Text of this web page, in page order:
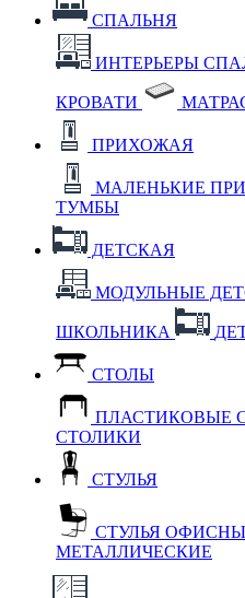
СПАЛЬНЯ
ИНТЕРЬЕРЫ
КРОВАТИ
ПРИХОЖАЯ
МАЛЕНЬКИЕ
ТУМБЫ
ДЕТСКАЯ
МОДУЛЬНЫЕ
ШКОЛЬНИКА
СТОЛЫ
ПЛАСТИКОВЫЕ
СТОЛИКИ
СТУЛЬЯ
СТУЛЬЯ
МЕТАЛЛИЧЕСКИЕ